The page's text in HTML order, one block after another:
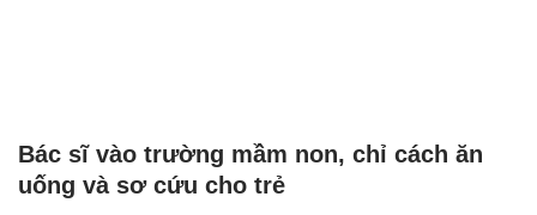
Bác sĩ vào trường mầm non, chỉ cách ăn
uống và sơ cứu cho trẻ